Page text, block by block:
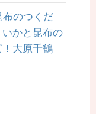
布のつくだ
かと昆布の
大原千鶴